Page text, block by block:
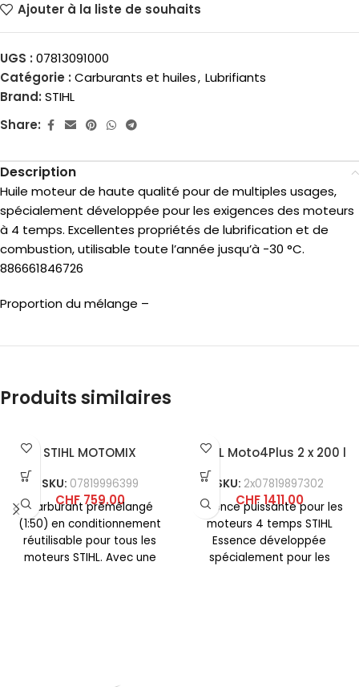
Ajouter à la liste de souhaits
UGS : 07813091000
Catégorie : Carburants et huiles, Lubrifiants
Brand: STIHL
Share:
Description
Huile moteur de haute qualité pour de multiples usages,
spécialement développée pour les exigences des moteurs
à 4 temps. Excellentes propriétés de lubrification et de
combustion, utilisable toute l’année jusqu’à -30 °C.
886661846726
Proportion du mélange –
Produits similaires
STIHL MOTOMIX
SKU: 07819996399
CHF759.00
Carburant prémélangé
(1:50) en conditionnement
réutilisable pour tous les
moteurs STIHL. Avec une
STIHL Moto4Plus 2 x 200 l
SKU: 2x07819897302
CHF1411.00
Essence puissante pour les
moteurs 4 temps STIHL
Essence développée
spécialement pour les